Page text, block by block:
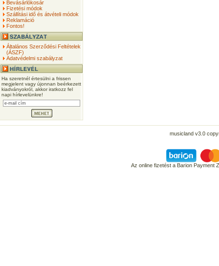
Bevásárlókosár
Fizetési módok
Szállítási idő és átvételi módok
Reklamáció
Fontos!
Általános Szerződési Feltételek
(ÁSZF)
Adatvédelmi szabályzat
Ha szeretnél értesülni a frissen
megjelent vagy újonnan beérkezett
kiadványokról, akkor iratkozz fel
napi hírlevelünkre!
musicland v3.0
Az online fizetést a Barion Payment